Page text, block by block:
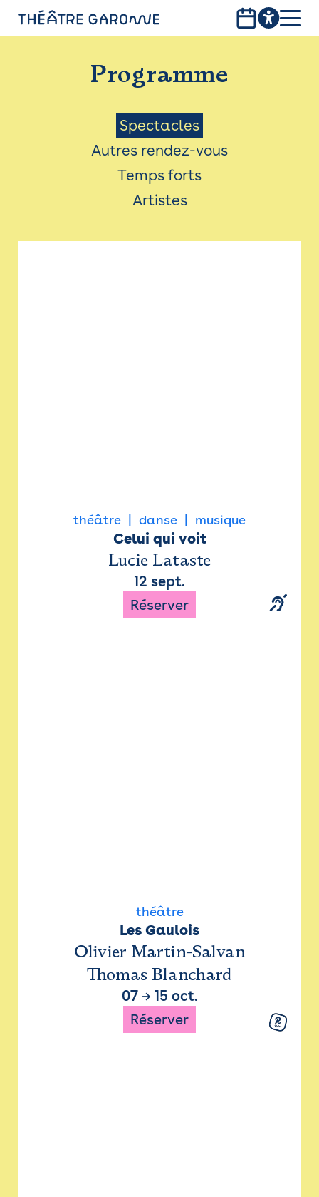
PROGRAMME
INFOS PRATIQUES
AVEC LES PUBLICS
ACCESSIBILITÉ
LES PRODUCTIONS
Programme
Menu
Saison
Spectacles
Autres rendez-vous
Temps forts
Artistes
théâtre danse musique
Celui qui voit
Lucie Lataste
12 sept.
Réserver
théâtre
Les Gaulois
Olivier Martin-Salvan
Thomas Blanchard
07→ 15 oct.
Réserver